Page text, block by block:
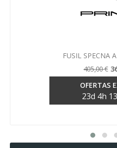
Vista
FUSIL SPECNA
405,00 €
OFERTAS
23d 4h 13